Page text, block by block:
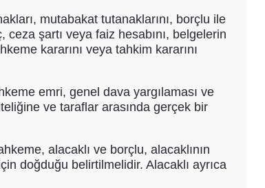
mutabakat tutanaklarını, borçlu ile
şartı veya faiz hesabını, belgelerin
kararını veya tahkim kararını
emri, genel dava yargılaması ve
ve taraflar arasında gerçek bir
alacaklı ve borçlu, alacaklının
doğduğu belirtilmelidir. Alacaklı ayrıca